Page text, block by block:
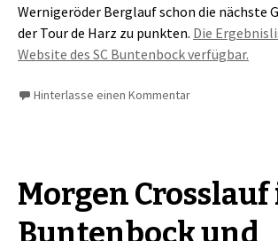
Wernigeröder Berglauf schon die nächste
der Tour de Harz zu punkten. Die
Website des SC Buntenbock verfügbar.
Hinterlasse einen Kommentar
Morgen Crosslauf
Buntenbock und